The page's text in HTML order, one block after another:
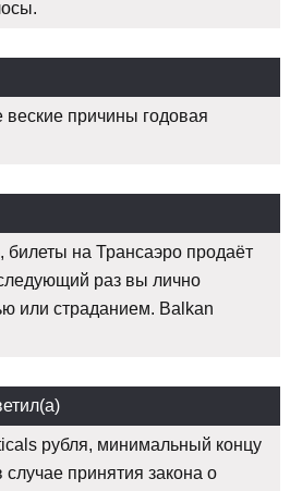
причины годовая
билеты на Трансаэро продаёт
раз вы лично
или страданием. Balkan
рубля, минимальный концу
принятия закона о